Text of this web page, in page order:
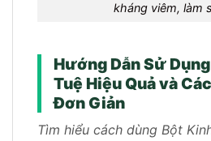
kháng viêm, làm
Hướng Dẫn Sử
Tuệ Hiệu Quả và
Đơn Giản
Tìm hiểu cách dùng Bột